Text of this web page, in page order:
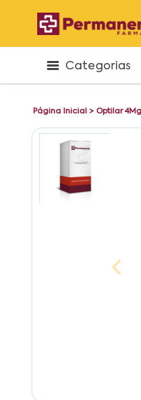
Categorias
Página Inicial > Optilar